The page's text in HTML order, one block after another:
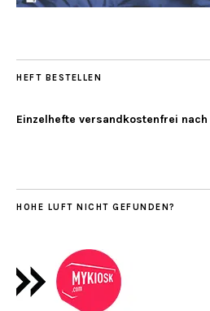
HEFT BESTELLEN
Einzelhefte versandkostenfrei
HOHE LUFT NICHT GEFUNDEN?